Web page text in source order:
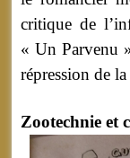
critique de
« Un Parvenu
répression de
Zootechnie et